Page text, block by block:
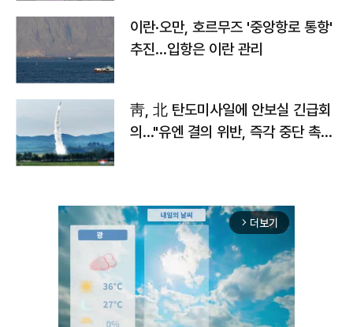
이란·오만, 호르무즈 '중앙항로 통항'
추진…입항은 이란 관리
靑, 北 탄도미사일에 안보실 긴급회
의…"유엔 결의 위반, 즉각 중단 촉
arrow_forward_ios 더보기